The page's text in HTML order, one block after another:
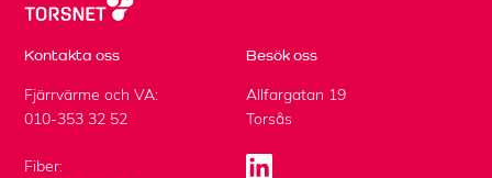
Kontakta oss
Fjärrvärme och VA:
010-353 32 52
Fiber:
Besök oss
Allfargatan 19
Torsås